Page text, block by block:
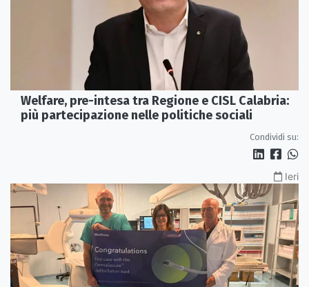
Welfare, pre-intesa tra Regione e CISL Calabria:
più partecipazione nelle politiche sociali
Condividi su:
Ieri